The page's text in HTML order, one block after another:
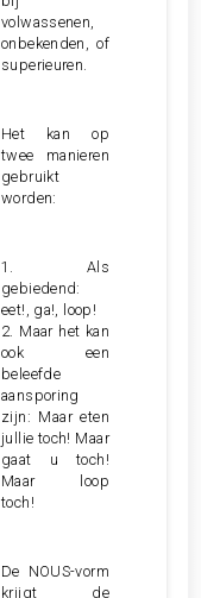
volwassenen,
onbekenden, of
superieuren.
Het kan op
twee manieren
gebruikt
worden:
1. Als
gebiedend:
eet!, ga!, loop!
2. Maar het kan
ook een
beleefde
aansporing
zijn: Maar eten
jullie toch! Maar
gaat u toch!
Maar loop
toch!
De NOUS-vorm
krijgt de